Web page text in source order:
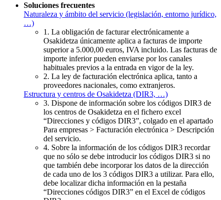
Soluciones frecuentes
Naturaleza y ámbito del servicio (legislación, entorno jurídico,
…)
1. La obligación de facturar electrónicamente a
Osakidetza únicamente aplica a facturas de importe
superior a 5.000,00 euros, IVA incluido. Las facturas de
importe inferior pueden enviarse por los canales
habituales previos a la entrada en vigor de la ley.
2. La ley de facturación electrónica aplica, tanto a
proveedores nacionales, como extranjeros.
Estructura y centros de Osakidetza (DIR3, …)
3. Dispone de información sobre los códigos DIR3 de
los centros de Osakidetza en el fichero excel
“Direcciones y códigos DIR3”, colgado en el apartado
Para empresas > Facturación electrónica > Descripción
del servicio.
4. Sobre la información de los códigos DIR3 recordar
que no sólo se debe introducir los códigos DIR3 si no
que también debe incorporar los datos de la dirección
de cada uno de los 3 códigos DIR3 a utilizar. Para ello,
debe localizar dicha información en la pestaña
“Direcciones códigos DIR3” en el Excel de códigos